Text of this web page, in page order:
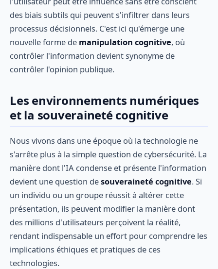
des biais subtils qui peuvent s'infiltrer dans leurs
processus décisionnels. C'est ici qu'émerge une
nouvelle forme de manipulation cognitive, où
contrôler l'information devient synonyme de
contrôler l'opinion publique.
Les environnements numériques
et la souveraineté cognitive
Nous vivons dans une époque où la technologie ne
s'arrête plus à la simple question de cybersécurité. La
manière dont l'IA condense et présente l'information
devient une question desouveraineté cognitive. Si
un individu ou un groupe réussit à altérer cette
présentation, ils peuvent modifier la manière dont
des millions d'utilisateurs perçoivent la réalité,
rendant indispensable un effort pour comprendre les
implications éthiques et pratiques de ces
technologies.